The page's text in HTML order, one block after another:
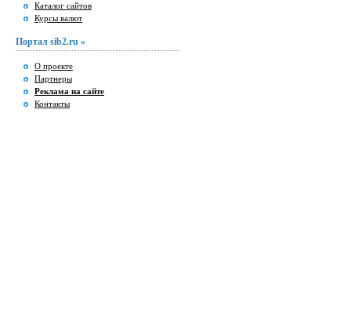
Каталог сайтов
Курсы валют
Портал sib2.ru »
О проекте
Партнеры
Реклама на сайте
Контакты